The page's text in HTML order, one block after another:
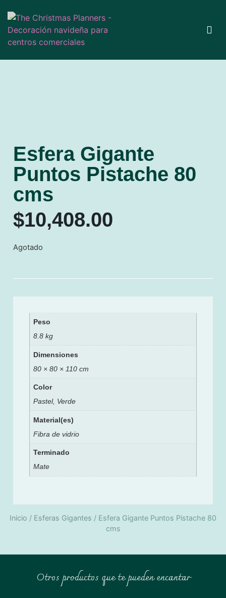
Esfera Gigante
Puntos Pistache 80
cms
$10,408.00
Agotado
Peso
8.8 kg
Dimensiones
80 × 80 × 110 cm
Color
Pastel, Verde
Material(es)
Fibra de vidrio
Terminado
Mate
Inicio / Esferas Gigantes / Esfera Gigante Puntos Pistache 80
cms
Otros productos que te pueden encantar